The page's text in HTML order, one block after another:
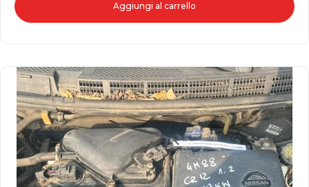
Aggiungi al carrello